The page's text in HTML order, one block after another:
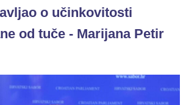
o učinkovitosti
od tuče - Marijana Petir